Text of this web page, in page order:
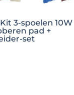
3-spoelen 10W
pad +
set